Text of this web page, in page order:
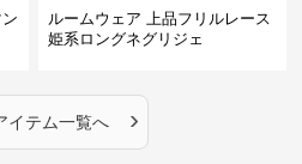
ルームウェア 上品フリルレース
姫系ロングネグリジェ
イテム一覧へ ›